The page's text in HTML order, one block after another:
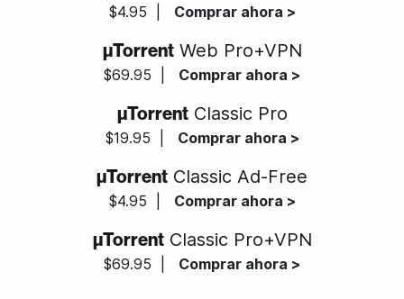
$4.95 Comprar ahora >
µTorrent Web Pro+VPN
$69.95 Comprar ahora >
µTorrent Classic Pro
$19.95 Comprar ahora >
µTorrent Classic Ad-Free
$4.95 Comprar ahora >
µTorrent Classic Pro+VPN
$69.95 Comprar ahora >